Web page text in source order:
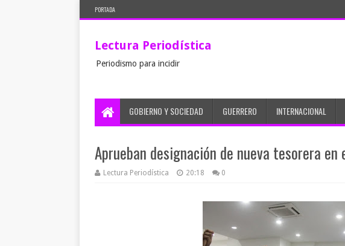
PORTADA
Lectura Periodística
Periodismo para incidir
GOBIERNO Y SOCIEDAD GUERRERO INTERNACIONAL
Aprueban designación de nueva tesorera en
Lectura Periodística 20:18 0